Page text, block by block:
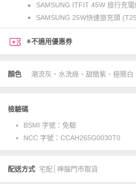
※不適用優惠券
顏色 潮流灰、水洗綠、甜酷紫、極簡白
檢驗碼
BSMI 字號： 免驗
NCC 字號： CCAH265G0030T0
配送方式 宅配│神腦門市取貨